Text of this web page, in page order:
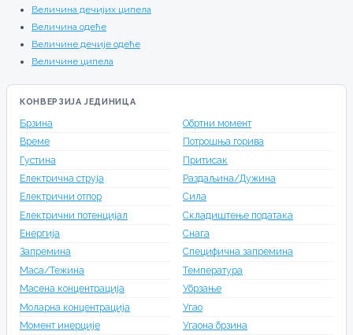
Величина дечијих ципела
Величина одеће
Величине дечије одеће
Величине ципела
КОНВЕРЗИЈА ЈЕДИНИЦА
Брзина
Време
Густина
Електрична струја
Електрични отпор
Електрични потенцијал
Енергија
Запремина
Маса/Тежина
Масена концентрација
Моларна концентрација
Момент инерције
Обртни момент
Потрошња горива
Притисак
Раздаљина/Дужина
Сила
Складиштење података
Снага
Специфична запремина
Температура
Убрзање
Угао
Угаона брзина